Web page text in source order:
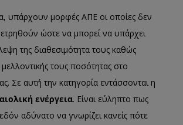
υπάρχουν μορφές ΑΠΕ οι οποίες δεν
ώστε να μπορεί να υπάρχει
της διαθεσιμότητα τους καθώς
μελλοντικής τους ποσότητας στο
Σε αυτή την κατηγορία εντάσσονται η
αιολική ενέργεια. Είναι εύληπτο πως
αδύνατο να γνωρίζει κανείς πότε